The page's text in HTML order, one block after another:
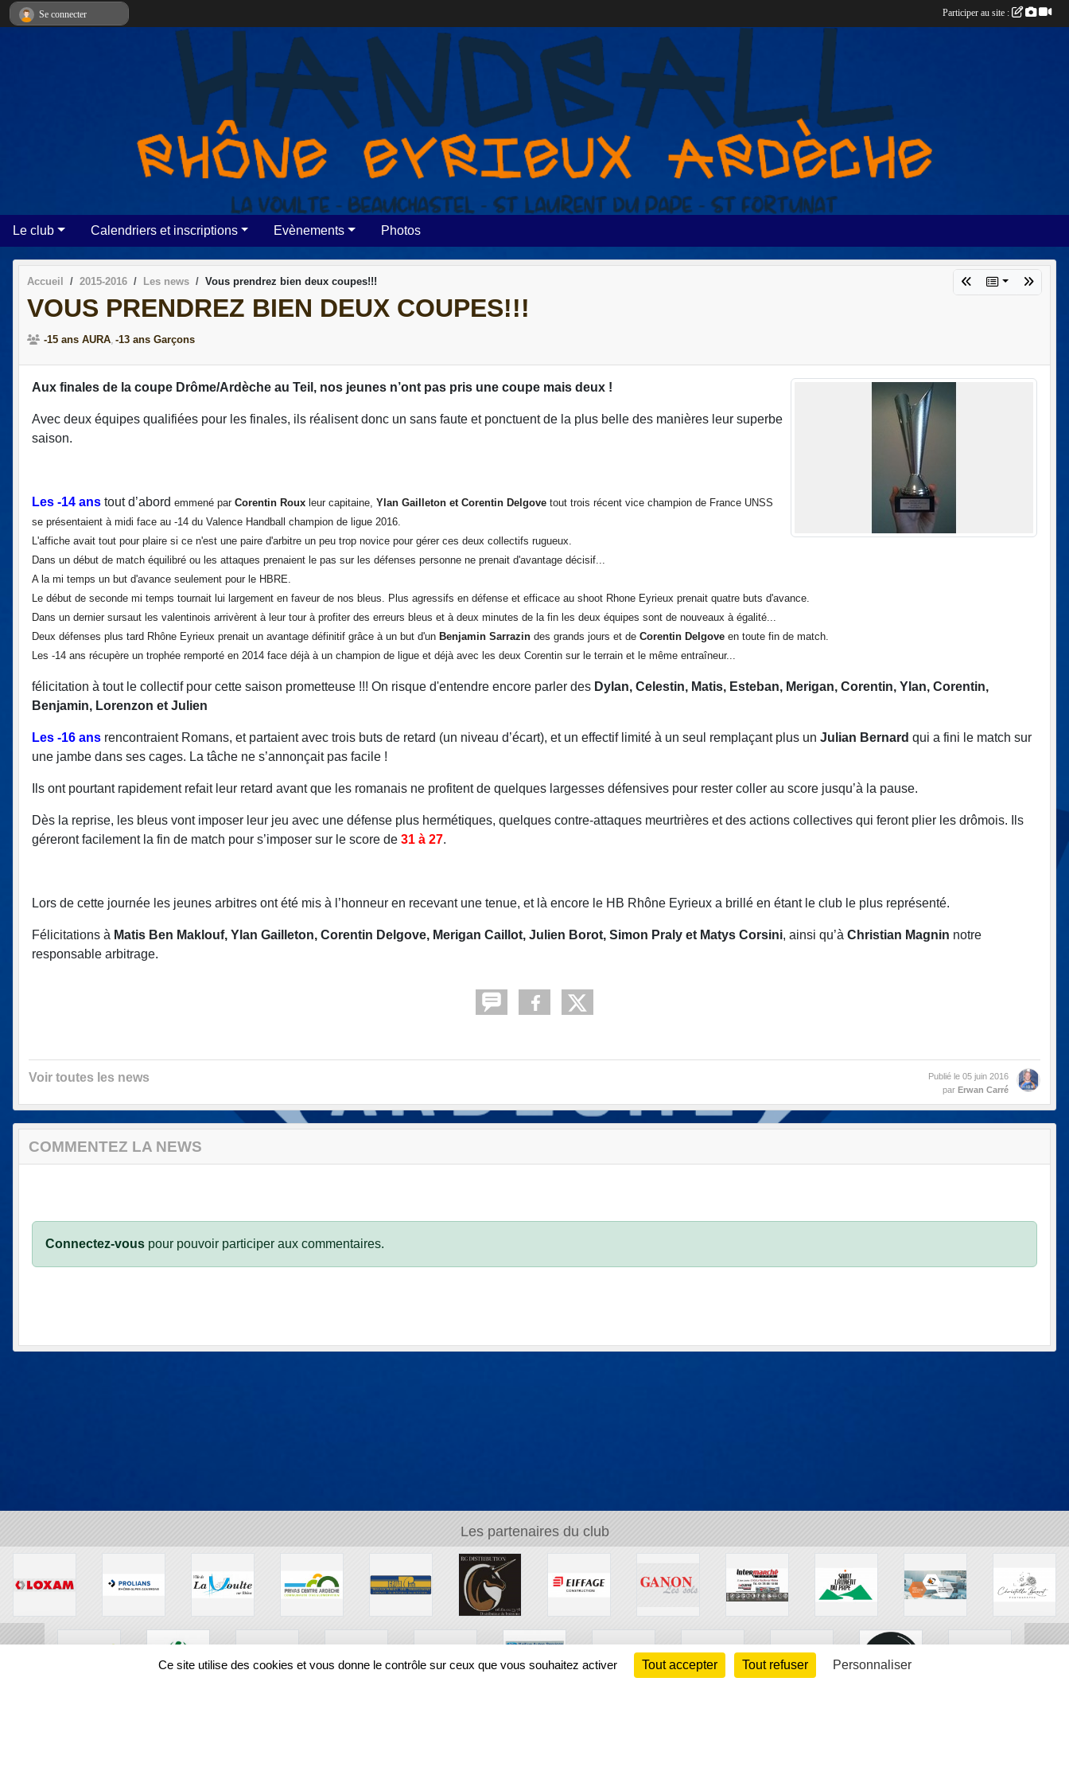
Le club Calendriers et inscriptions Evènements Photos
Accueil 2015-2016 Les news Vous prendrez bien deux coupes!!!
VOUS PRENDREZ BIEN DEUX COUPES!!!
-15 ans AURA -13 ans Garçons
Aux finales de la coupe Drôme/Ardèche au Teil, nos jeunes n’ont pas pris une coupe mais deux !
Avec deux équipes qualifiées pour les finales, ils réalisent donc un sans faute et ponctuent de la plus belle des manières leur superbe
saison.
Les -14 ans tout d’abord emmené par Corentin Roux leur capitaine, Ylan Gailleton et Corentin Delgove tout trois récent vice champion de France UNSS
se présentaient à midi face au -14 du Valence Handball champion de ligue 2016.
L'affiche avait tout pour plaire si ce n'est une paire d'arbitre un peu trop novice pour gérer ces deux collectifs rugueux.
Dans un début de match équilibré ou les attaques prenaient le pas sur les défenses personne ne prenait d'avantage décisif...
A la mi temps un but d'avance seulement pour le HBRE.
Le début de seconde mi temps tournait lui largement en faveur de nos bleus. Plus agressifs en défense et efficace au shoot Rhone Eyrieux prenait quatre buts d'avance.
Dans un dernier sursaut les valentinois arrivèrent à leur tour à profiter des erreurs bleus et à deux minutes de la fin les deux équipes sont de nouveaux à égalité...
Deux défenses plus tard Rhône Eyrieux prenait un avantage définitif grâce à un but d'un Benjamin Sarrazin des grands jours et de Corentin Delgove en toute fin de match.
Les -14 ans récupère un trophée remporté en 2014 face déjà à un champion de ligue et déjà avec les deux Corentin sur le terrain et le même entraîneur...
félicitation à tout le collectif pour cette saison prometteuse !!! On risque d'entendre encore parler des Dylan, Celestin, Matis, Esteban, Merigan, Corentin, Ylan, Corentin,
Benjamin, Lorenzon et Julien
Les -16 ans rencontraient Romans, et partaient avec trois buts de retard (un niveau d’écart), et un effectif limité à un seul remplaçant plus un Julian Bernard qui a fini le match sur
une jambe dans ses cages. La tâche ne s’annonçait pas facile !
Ils ont pourtant rapidement refait leur retard avant que les romanais ne profitent de quelques largesses défensives pour rester coller au score jusqu’à la pause.
Dès la reprise, les bleus vont imposer leur jeu avec une défense plus hermétiques, quelques contre-attaques meurtrières et des actions collectives qui feront plier les drômois. Ils
géreront facilement la fin de match pour s’imposer sur le score de 31 à 27.
Lors de cette journée les jeunes arbitres ont été mis à l’honneur en recevant une tenue, et là encore le HB Rhône Eyrieux a brillé en étant le club le plus représenté.
Félicitations à Matis Ben Maklouf, Ylan Gailleton, Corentin Delgove, Merigan Caillot, Julien Borot, Simon Praly et Matys Corsini, ainsi qu’à Christian Magnin notre
responsable arbitrage.
Voir toutes les news Publié le 05 juin 2016
par Erwan Carré
COMMENTEZ LA NEWS
Connectez-vous pour pouvoir participer aux commentaires.
Les partenaires du club
Se connecter Participer au site :
Panneau de gestion des cookies
Ce site utilise des cookies et vous donne le contrôle sur ceux que vous souhaitez activer Tout accepter Tout refuser Personnaliser